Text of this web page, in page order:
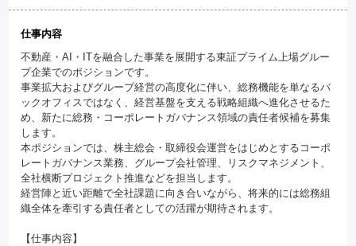
仕事内容
不動産・AI・ITを融合した事業を展開する東証プライム上場グルー
プ企業でのポジションです。
事業拡大およびグループ経営の高度化に伴い、総務機能を単なるバ
ックオフィスではなく、経営基盤を支える戦略組織へ進化させるた
め、新たに総務・コーポレートガバナンス領域の責任者候補を募集
します。
本ポジションでは、株主総会・取締役会運営をはじめとするコーポ
レートガバナンス業務、グループ会社管理、リスクマネジメント、
全社横断プロジェクト推進などを担当します。
経営陣と近い距離で全社課題に向き合いながら、将来的には総務組
織全体を牽引する責任者としての活躍が期待されます。
【仕事内容】